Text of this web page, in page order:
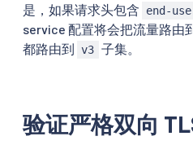
是，如果请求头包含
end-
service 配置将会把流量路由
都路由到 v3 子集。
验证严格双向